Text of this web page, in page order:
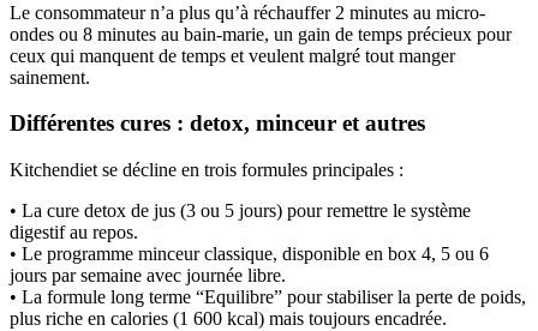
Le consommateur n’a plus qu’à réchauffer 2 minutes au micro-
ondes ou 8 minutes au bain-marie, un gain de temps précieux pour
ceux qui manquent de temps et veulent malgré tout manger
sainement.
Différentes cures : detox, minceur et autres
Kitchendiet se décline en trois formules principales :
• La cure detox de jus (3 ou 5 jours) pour remettre le système
digestif au repos.
• Le programme minceur classique, disponible en box 4, 5 ou 6
jours par semaine avec journée libre.
• La formule long terme “Equilibre” pour stabiliser la perte de poids,
plus riche en calories (1 600 kcal) mais toujours encadrée.